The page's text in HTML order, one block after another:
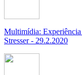
Multimídia: Experiência
Stresser - 29.2.2020